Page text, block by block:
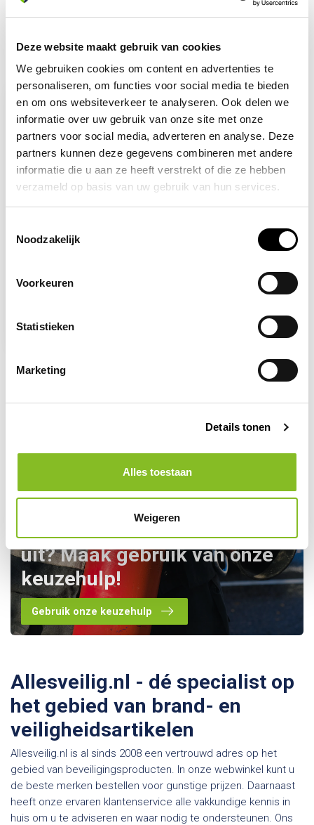
Deze website maakt gebruik van cookies
We gebruiken cookies om content en advertenties te
personaliseren, om functies voor social media te bieden
en om ons websiteverkeer te analyseren. Ook delen we
informatie over uw gebruik van onze site met onze
partners voor social media, adverteren en analyse. Deze
partners kunnen deze gegevens combineren met andere
informatie die u aan ze heeft verstrekt of die ze hebben
verzameld op basis van uw gebruik van hun services.
Noodzakelijk
Voorkeuren
Statistieken
Marketing
Details tonen
Alles toestaan
Weigeren
Recent bekeken
Op voorraad
pictogram
fotoluminescerend &
9,50
Kom je er toch niet helemaal
uit? Maak gebruik van onze
keuzehulp!
Gebruik onze keuzehulp
Allesveilig.nl - dé specialist op
het gebied van brand- en
veiligheidsartikelen
Allesveilig.nl is al sinds 2008 een vertrouwd adres op het
gebied van beveiligingsproducten. In onze webwinkel kunt u
de beste merken bestellen voor gunstige prijzen. Daarnaast
heeft onze ervaren klantenservice alle vakkundige kennis in
huis om u te adviseren en waar nodig te ondersteunen. Ons